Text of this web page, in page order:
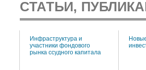
СТАТЬИ,
Инфраструктура и
участники фондового
рынка ссудного капитала